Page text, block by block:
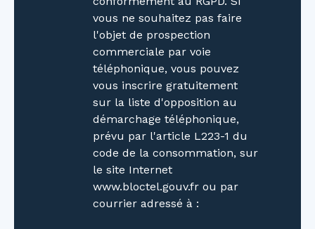
vous ne souhaitez pas faire
l'objet de prospection
commerciale par voie
téléphonique, vous pouvez
vous inscrire gratuitement
sur la liste d'opposition au
démarchage téléphonique,
prévu par l'article L223-1 du
code de la consommation, sur
le site Internet
www.bloctel.gouv.fr ou par
courrier adressé à :